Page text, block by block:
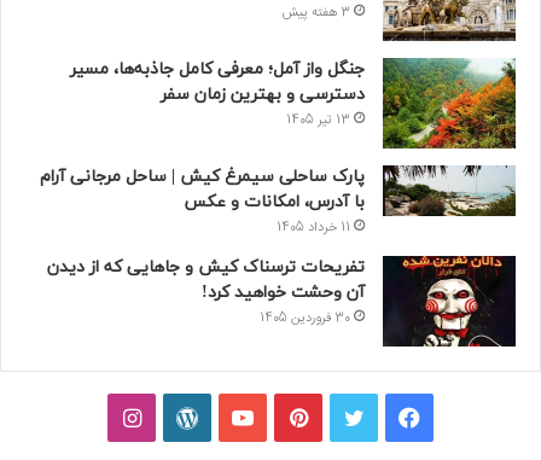
3 هفته پیش
جنگل واز آمل؛ معرفی کامل جاذبه‌ها، مسیر
دسترسی و بهترین زمان سفر
13 تیر 1405
پارک ساحلی سیمرغ کیش | ساحل مرجانی آرام
با آدرس، امکانات و عکس
11 خرداد 1405
تفریحات ترسناک کیش و جاهایی که از دیدن
آن وحشت خواهید کرد!
30 فروردین 1405
فیسبوکتوییترپینتریستیوتیوبوردپرساینستاگرام